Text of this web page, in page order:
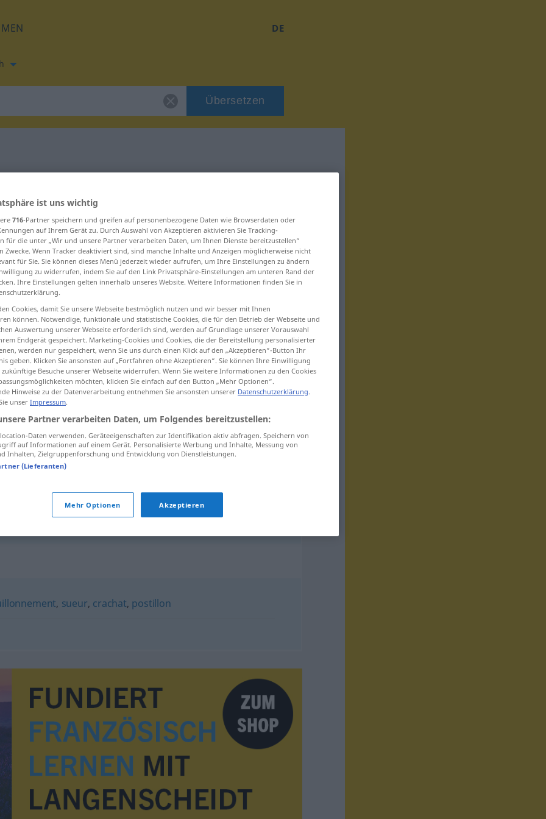
DE
Übersetzen
für "bave"
bave FAM
bavede la limace
, sueur, crachat, postillon
ist uns wichtig
716-Partner speichern und greifen auf personenbezogene Daten wie Browserdaten oder
auf Ihrem Gerät zu. Durch Auswahl von Akzeptieren aktivieren Sie Tracking-
für die unter „Wir und unsere Partner verarbeiten Daten, um Ihnen Dienste bereitzustellen“
Zwecke. Wenn Tracker deaktiviert sind, sind manche Inhalte und Anzeigen möglicherweise nicht
für Sie. Sie können dieses Menü jederzeit wieder aufrufen, um Ihre Einstellungen zu ändern
zu widerrufen, indem Sie auf den Link Privatsphäre-Einstellungen am unteren Rand der
Ihre Einstellungen gelten innerhalb unseres Website. Weitere Informationen finden Sie in
Cookies, damit Sie unsere Webseite bestmöglich nutzen und wir besser mit Ihnen
können. Notwendige, funktionale und statistische Cookies, die für den Betrieb der Webseite und
Auswertung unserer Webseite erforderlich sind, werden auf Grundlage unserer Vorauswahl
Endgerät gespeichert. Marketing-Cookies und Cookies, die der Bereitstellung personalisierter
werden nur gespeichert, wenn Sie uns durch einen Klick auf den „Akzeptieren“-Button Ihr
geben. Klicken Sie ansonsten auf „Fortfahren ohne Akzeptieren“. Sie können Ihre Einwilligung
Besuche unserer Webseite widerrufen. Wenn Sie weitere Informationen zu den Cookies
möchten, klicken Sie einfach auf den Button „Mehr Optionen“.
Hinweise zu der Datenverarbeitung entnehmen Sie ansonsten unserer Datenschutzerklärung.
unser Impressum.
Partner verarbeiten Daten, um Folgendes bereitzustellen:
Daten verwenden. Geräteeigenschaften zur Identifikation aktiv abfragen. Speichern von
auf Informationen auf einem Gerät. Personalisierte Werbung und Inhalte, Messung von
Inhalten, Zielgruppenforschung und Entwicklung von Dienstleistungen.
(Lieferanten)
Mehr Optionen Akzeptieren